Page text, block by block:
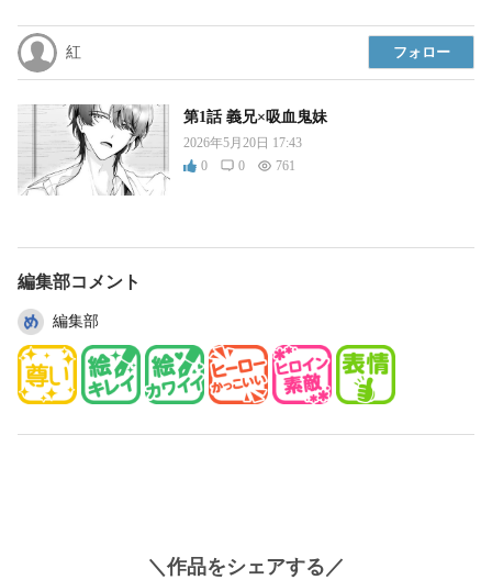
紅 フォロー
第1話 義兄×吸血鬼妹
2026年5月20日 17:43
0
0 761
編集部コメント
編集部
＼作品をシェアする／